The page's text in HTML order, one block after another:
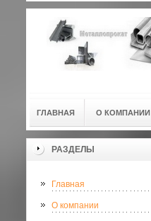
ГЛАВНАЯ О КОМПАНИИ
РАЗДЕЛЫ
Главная
О компании